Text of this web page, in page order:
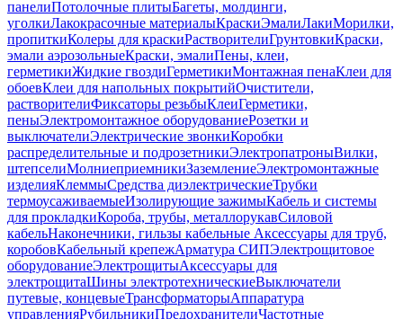
панелиПотолочные плитыБагеты, молдинги,
уголкиЛакокрасочные материалыКраскиЭмалиЛакиМорилки,
пропиткиКолеры для краскиРастворителиГрунтовкиКраски,
эмали аэрозольныеКраски, эмалиПены, клеи,
герметикиЖидкие гвоздиГерметикиМонтажная пенаКлеи для
обоевКлеи для напольных покрытийОчистители,
растворителиФиксаторы резьбыКлеиГерметики,
пеныЭлектромонтажное оборудованиеРозетки и
выключателиЭлектрические звонкиКоробки
распределительные и подрозетникиЭлектропатроныВилки,
штепселиМолниеприемникиЗаземлениеЭлектромонтажные
изделияКлеммыСредства диэлектрическиеТрубки
термоусаживаемыеИзолирующие зажимыКабель и системы
для прокладкиКороба, трубы, металлорукавСиловой
кабельНаконечники, гильзы кабельные Аксессуары для труб,
коробовКабельный крепежАрматура СИПЭлектрощитовое
оборудованиеЭлектрощитыАксессуары для
электрощитаШины электротехническиеВыключатели
путевые, концевыеТрансформаторыАппаратура
управленияРубильникиПредохранителиЧастотные